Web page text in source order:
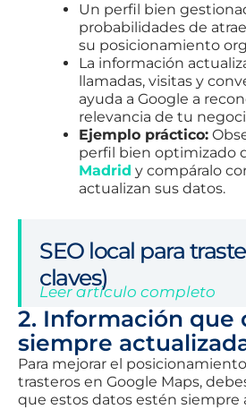
Un perfil bien
probabilidades de
su posicionamiento
La información
llamadas, visitas y
ayuda a Google a
relevancia de tu
Ejemplo práctico:
perfil bien optimizado
Madrid y compáralo
actualizan sus datos.
SEO local para
claves)
Leer articulo completo
2. Información que
siempre
Para mejorar el
trasteros en Google Maps,
que estos datos estén siempre